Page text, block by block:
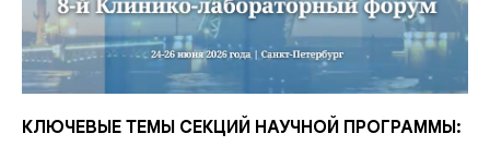
КЛЮЧЕВЫЕ ТЕМЫ СЕКЦИЙ НАУЧНОЙ ПРОГРАММЫ: